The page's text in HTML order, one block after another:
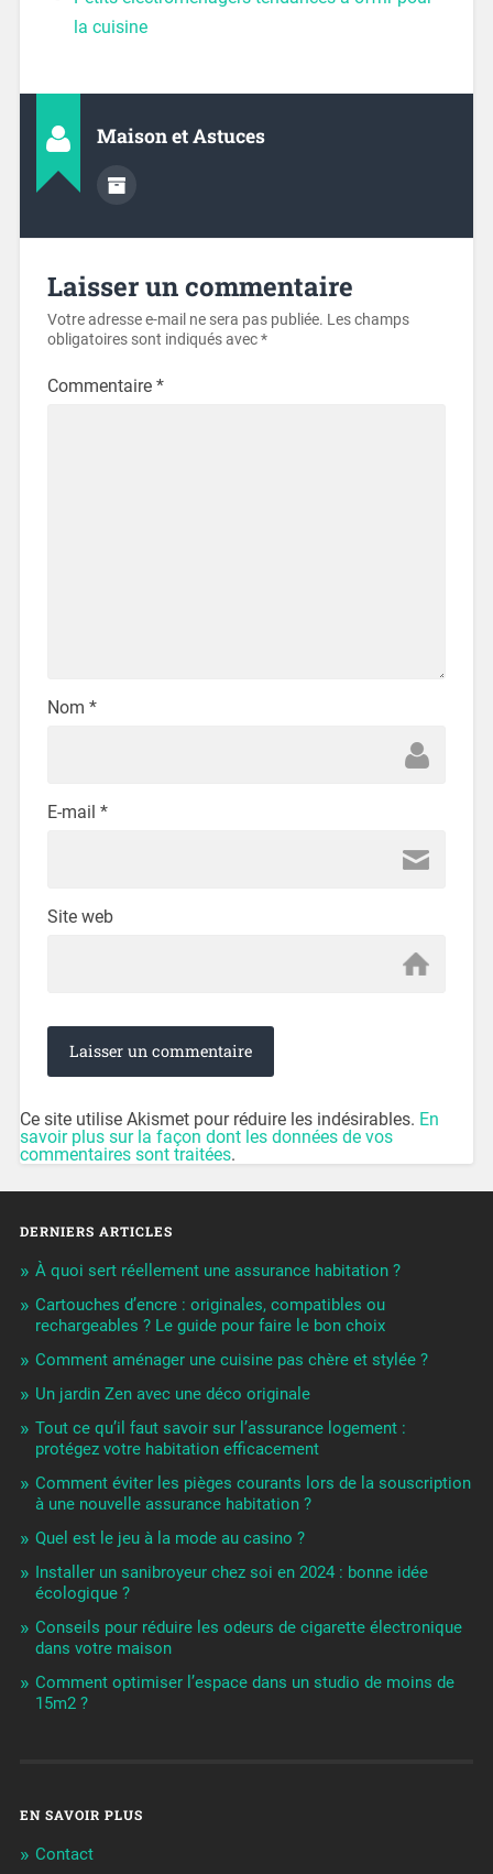
la cuisine
Maison et Astuces
Laisser un commentaire
Votre adresse e-mail ne sera pas publiée. Les champs
obligatoires sont indiqués avec*
Commentaire *
Nom *
E-mail *
Site web
Ce site utilise Akismet pour réduire les indésirables. En
savoir plus sur la façon dont les données de vos
commentaires sont traitées.
DERNIERS ARTICLES
À quoi sert réellement une assurance habitation ?
Cartouches d’encre : originales, compatibles ou
rechargeables ? Le guide pour faire le bon choix
Comment aménager une cuisine pas chère et stylée ?
Un jardin Zen avec une déco originale
Tout ce qu’il faut savoir sur l’assurance logement :
protégez votre habitation efficacement
Comment éviter les pièges courants lors de la souscription
à une nouvelle assurance habitation ?
Quel est le jeu à la mode au casino ?
Installer un sanibroyeur chez soi en 2024 : bonne idée
écologique ?
Conseils pour réduire les odeurs de cigarette électronique
dans votre maison
Comment optimiser l’espace dans un studio de moins de
15m2 ?
EN SAVOIR PLUS
Contact